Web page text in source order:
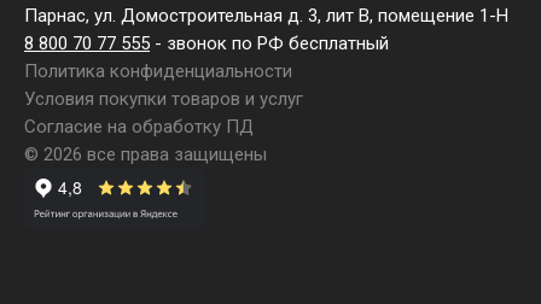
Парнас, ул. Домостроительная д. 3, лит В, помещение 1-Н
8 800 70 77 555 - звонок по РФ бесплатный
Политика конфиденциальности
Условия покупки товаров и услуг
Согласие на обработку ПД
© 2026 все права защищены